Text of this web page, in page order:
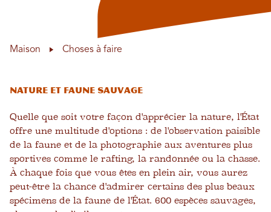
Maison Choses à faire
Nature et faune sauvage
Quelle que soit votre façon d'apprécier la nature, l'État
offre une multitude d'options : de l'observation paisible
de la faune et de la photographie aux aventures plus
sportives comme le rafting, la randonnée ou la chasse.
À chaque fois que vous êtes en plein air, vous aurez
peut-être la chance d'admirer certains des plus beaux
spécimens de la faune de l'État. 600 espèces sauvages,